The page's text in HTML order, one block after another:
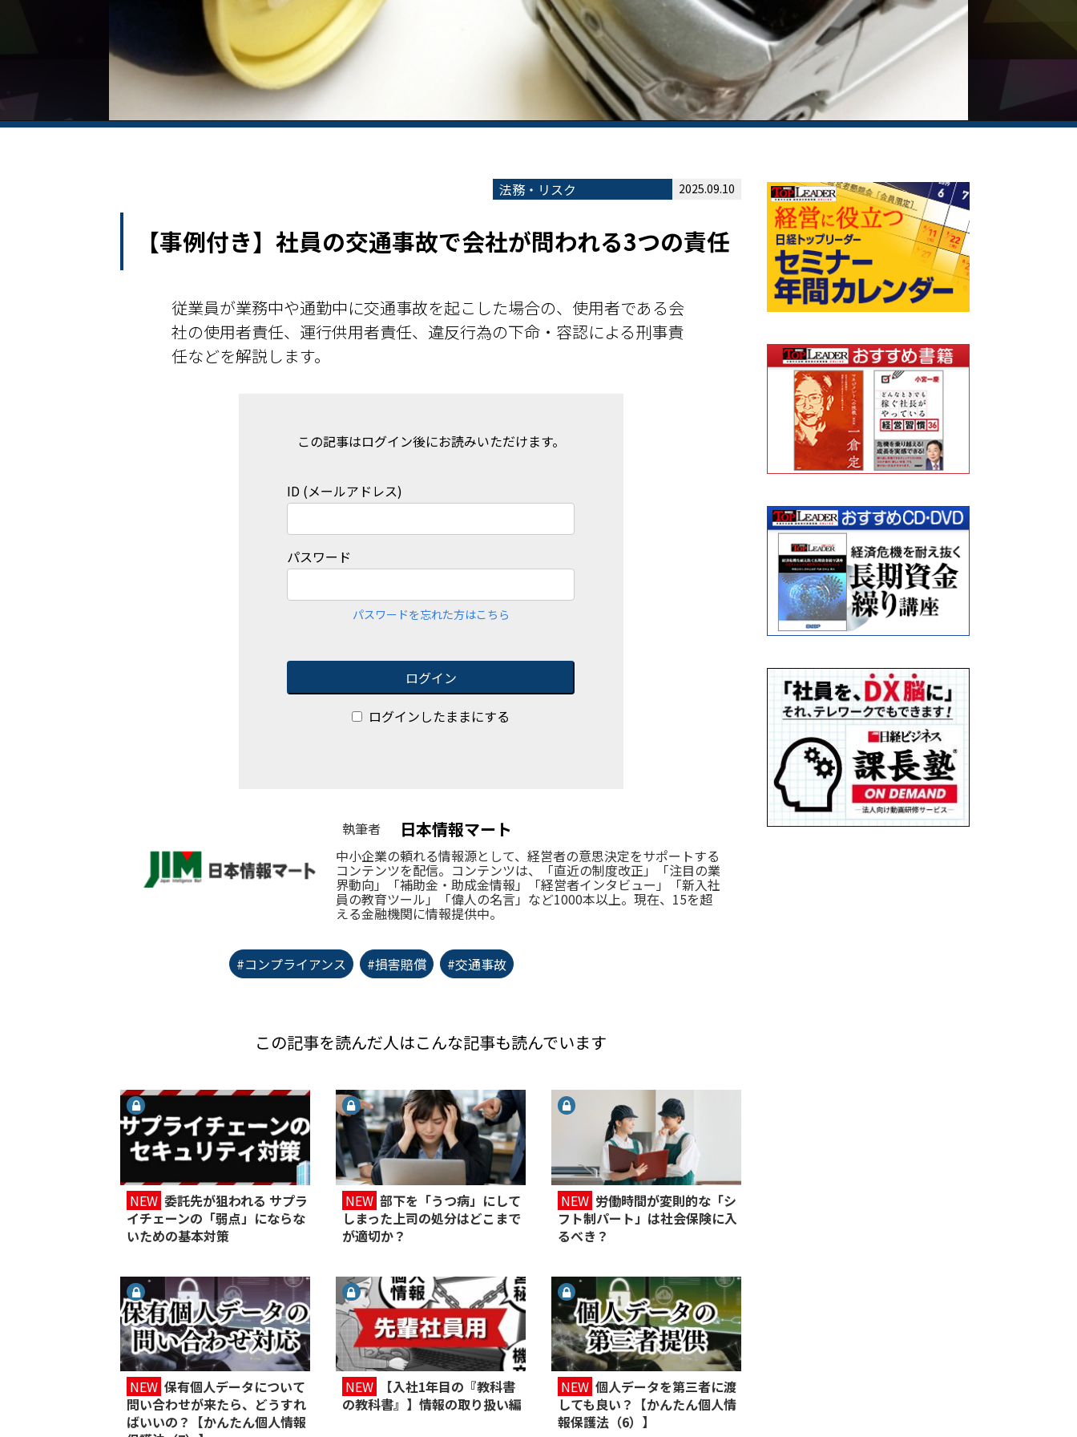
法務・リスク 2025.09.10
【事例付き】社員の交通事故で会社が問われる3つの責任
従業員が業務中や通勤中に交通事故を起こした場合の、使用者である会
社の使用者責任、運行供用者責任、違反行為の下命・容認による刑事責
任などを解説します。
この記事はログイン後にお読みいただけます。
ID (メールアドレス)
パスワード
パスワードを忘れた方はこちら
ログイン
ログインしたままにする
執筆者 日本情報マート
中小企業の頼れる情報源として、経営者の意思決定をサポートする
コンテンツを配信。コンテンツは、「直近の制度改正」「注目の業
界動向」「補助金・助成金情報」「経営者インタビュー」「新入社
員の教育ツール」「偉人の名言」など1000本以上。現在、15を超
える金融機関に情報提供中。
#コンプライアンス #損害賠償 #交通事故
この記事を読んだ人はこんな記事も読んでいます
NEW 委託先が狙われる サプラ
イチェーンの「弱点」にならな
いための基本対策
NEW 部下を「うつ病」にして
しまった上司の処分はどこまで
が適切か？
NEW 労働時間が変則的な「シ
フト制パート」は社会保険に入
るべき？
NEW 保有個人データについて
問い合わせが来たら、どうすれ
ばいいの？【かんたん個人情報
NEW
【入社1年目の『教科書
の教科書』】情報の取り扱い編
NEW 個人データを第三者に渡
しても良い？【かんたん個人情
報保護法（6）】